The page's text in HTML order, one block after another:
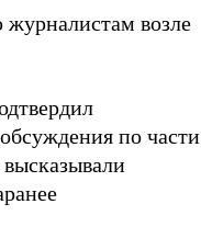
возле
по части